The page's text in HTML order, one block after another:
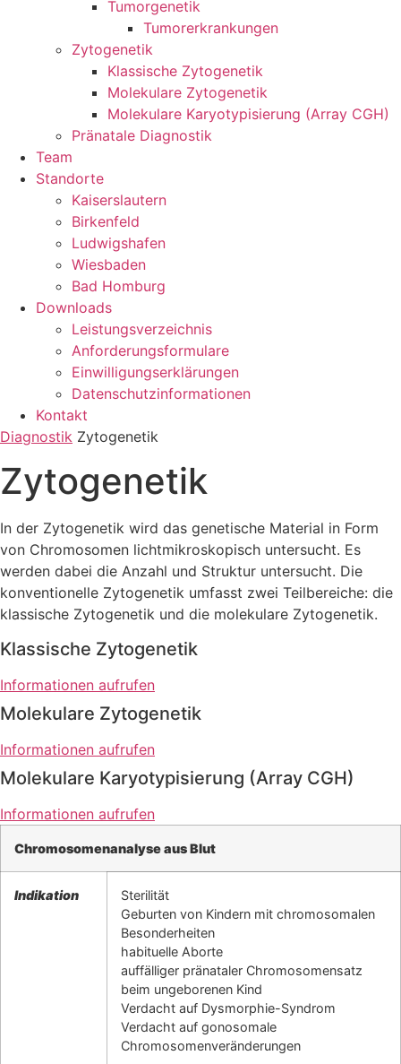
Tumorgenetik
Tumorerkrankungen
Zytogenetik
Klassische Zytogenetik
Molekulare Zytogenetik
Molekulare Karyotypisierung (Array CGH)
Pränatale Diagnostik
Team
Standorte
Kaiserslautern
Birkenfeld
Ludwigshafen
Wiesbaden
Bad Homburg
Downloads
Leistungsverzeichnis
Anforderungsformulare
Einwilligungserklärungen
Datenschutzinformationen
Kontakt
Diagnostik Zytogenetik
Zytogenetik
In der Zytogenetik wird das genetische Material in Form
von Chromosomen lichtmikroskopisch untersucht. Es
werden dabei die Anzahl und Struktur untersucht. Die
konventionelle Zytogenetik umfasst zwei Teilbereiche: die
klassische Zytogenetik und die molekulare Zytogenetik.
Klassische Zytogenetik
Informationen aufrufen
Molekulare Zytogenetik
Informationen aufrufen
Molekulare Karyotypisierung (Array CGH)
Informationen aufrufen
Chromosomenanalyse aus Blut
Indikation
Sterilität
Geburten von Kindern mit chromosomalen
Besonderheiten
habituelle Aborte
auffälliger pränataler Chromosomensatz
beim ungeborenen Kind
Verdacht auf Dysmorphie-Syndrom
Verdacht auf gonosomale
Chromosomenveränderungen